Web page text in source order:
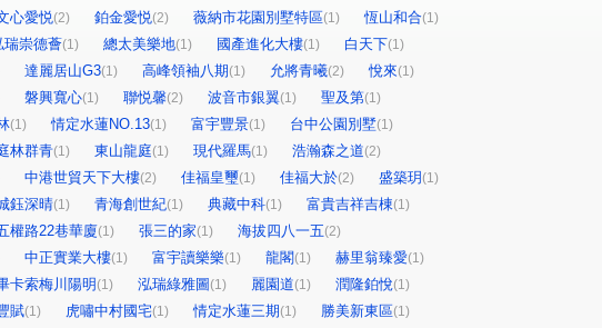
心愛悦(2) 鉑金愛悦(2) 薇納市花園別墅特區(1) 恆山和合(1)
瑞崇德薈(1) 總太美樂地(1) 國產進化大樓(1) 白天下(1)
達麗居山G3(1) 高峰領袖八期(1) 允將青曦(2) 悅來(1)
磐興寬心(1) 聯悦馨(2) 波音市銀翼(1) 聖及第(1)
(1) 情定水蓮NO.13(1) 富宇豐景(1) 台中公園別墅(1)
林群青(1) 東山龍庭(1) 現代羅馬(1) 浩瀚森之道(2)
中港世貿天下大樓(2) 佳福皇璽(1) 佳福大於(2) 盛築玥 (1)
鈺深晴(1) 青海創世紀(1) 典藏中科(1) 富貴吉祥吉棟(1)
權路22巷華廈(1) 張三的家(1) 海拔四八一五(2)
中正實業大樓(1) 富宇讀樂樂(1) 龍閣(1) 赫里翁臻愛(1)
卡索梅川陽明 (1) 泓瑞綠雅圖 (1) 麗園道(1) 潤隆鉑悅(1)
賦(1) 虎嘯中村國宅(1) 情定水蓮三期(1) 勝美新東區(1)